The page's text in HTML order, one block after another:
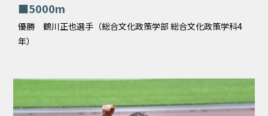
■5000m
優勝 鶴川正也選手（総合文化政策学部 総合文化政策学科4
年）